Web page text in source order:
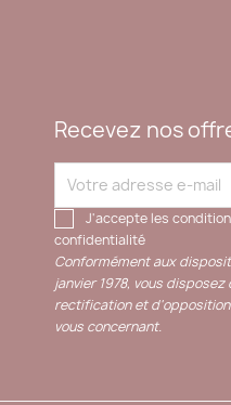
Recevez nos
J'accepte les
confidentialité
Conformément aux
janvier 1978, vous
rectification et
vous concernant.